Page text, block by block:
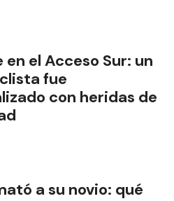
en el Acceso Sur: un
fue
con heridas de
a su novio: qué